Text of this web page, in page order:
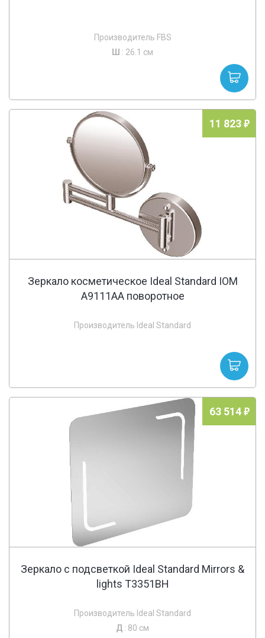
Производитель FBS
Ш : 26.1 см
11 823
Зеркало косметическое Ideal Standard IOM
A9111AA поворотное
Производитель Ideal Standard
63 514
Зеркало с подсветкой Ideal Standard Mirrors &
lights T3351BH
Производитель Ideal Standard
Д : 80 см